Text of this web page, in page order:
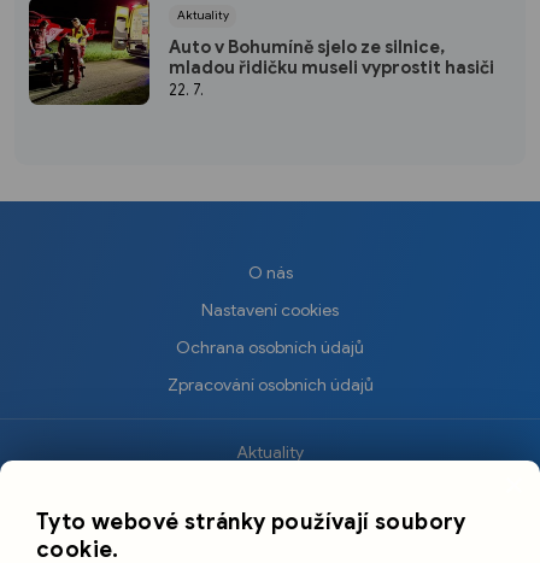
Aktuality
Auto v Bohumíně sjelo ze silnice,
mladou řidičku museli vyprostit hasiči
22. 7.
O nás
Nastavení cookies
Ochrana osobních údajů
Zpracování osobních údajů
Aktuality
Sport
Tyto webové stránky používají soubory
cookie.